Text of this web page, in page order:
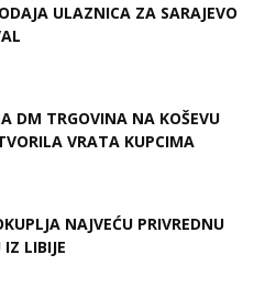
ULAZNICA ZA SARAJEVO
DM TRGOVINA NA KOŠEVU
VRATA KUPCIMA
NAJVEĆU PRIVREDNU
IZ LIBIJE